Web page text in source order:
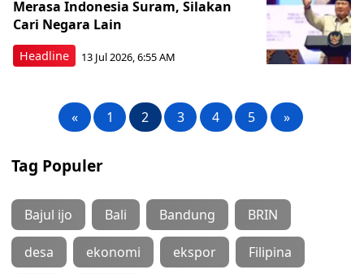
Headline
Merasa Indonesia Suram, Silakan
Cari Negara Lain
13 Jul 2026, 6:55 AM
« 1 2 3 4 5 »
Tag Populer
Bajul ijo Bali Bandung BRIN
desa ekonomi ekspor Filipina